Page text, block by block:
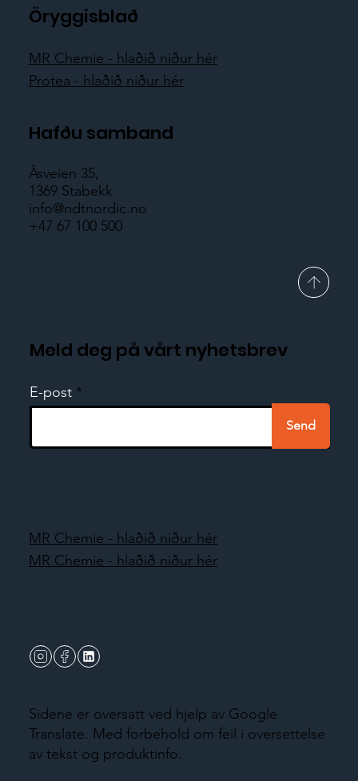
Öryggisblað
MR Chemie - hlaðið niður hér
Protea - hlaðið niður hér
Hafðu samband
Åsveien 35,
1369 Stabekk
info@ndtnordic.no
+47 67 100 500
Meld deg på vårt nyhetsbrev
E-post
Send
Sidene er oversatt ved hjelp av Google
Translate. Med forbehold om feil i oversettelse
av tekst og produktinfo.
MR Chemie - hlaðið niður hér
MR Chemie - hlaðið niður hér